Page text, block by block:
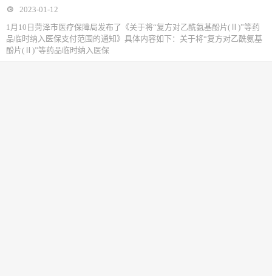
2023-01-12
1月10日菏泽市医疗保障局发布了《关于将“复方对乙酰氨基酚片(Ⅱ)”等药
品临时纳入医保支付范围的通知》具体内容如下：关于将“复方对乙酰氨基
酚片(Ⅱ)”等药品临时纳入医保